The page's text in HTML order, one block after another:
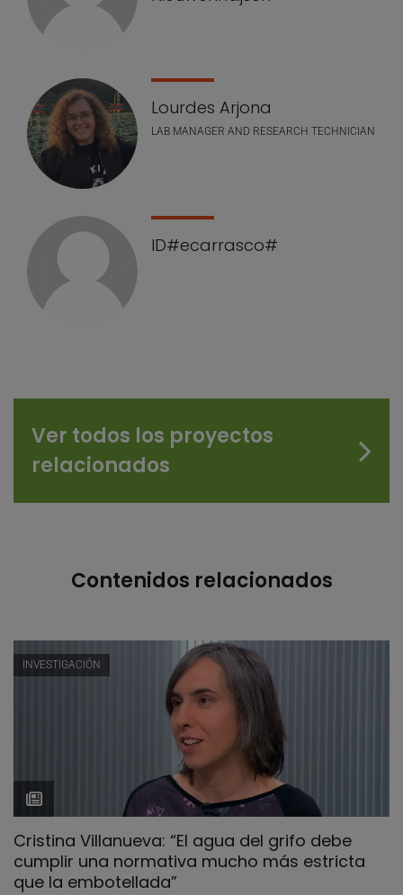
Lourdes Arjona
LAB MANAGER AND RESEARCH TECHNICIAN
ID#ecarrasco#
Ver todos los proyectos
relacionados
Contenidos relacionados
INVESTIGACIÓN
Cristina Villanueva: “El agua del grifo debe
cumplir una normativa mucho más estricta
que la embotellada”